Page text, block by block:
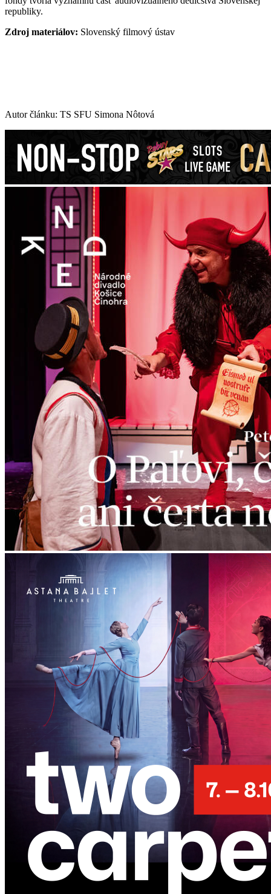
republiky.
Zdroj materiálov: Slovenský filmový ústav
Autor článku: TS SFU Simona Nôtová